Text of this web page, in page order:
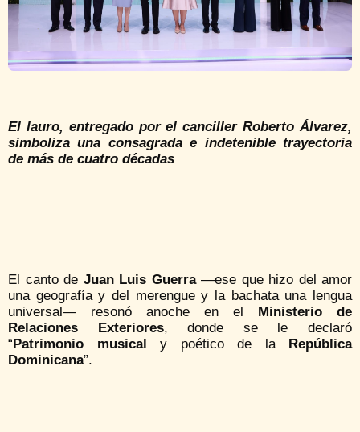
El lauro, entregado por el canciller Roberto Álvarez,
simboliza una consagrada e indetenible trayectoria
de más de cuatro décadas
El canto de Juan Luis Guerra—ese que hizo del amor
una geografía y del merengue y la bachata una lengua
universal— resonó anoche en el
Ministerio de
Relaciones Exteriores, donde se le declaró
“ Patrimonio musical y poético de la
República
Dominicana”.